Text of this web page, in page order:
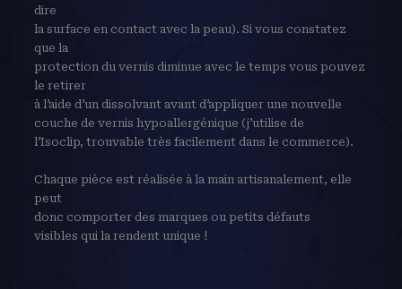
dire
la surface en contact avec la peau). Si vous constatez
que la
protection du vernis diminue avec le temps vous pouvez
le retirer
à l’aide d’un dissolvant avant d’appliquer une nouvelle
couche de vernis hypoallergénique (j’utilise de
l’Isoclip, trouvable très facilement dans le commerce).
Chaque pièce est réalisée à la main artisanalement, elle
peut
donc comporter des marques ou petits défauts
visibles qui la rendent unique !